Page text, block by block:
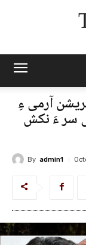
آرمی ءِ
سر ءَ نکش
By admin1